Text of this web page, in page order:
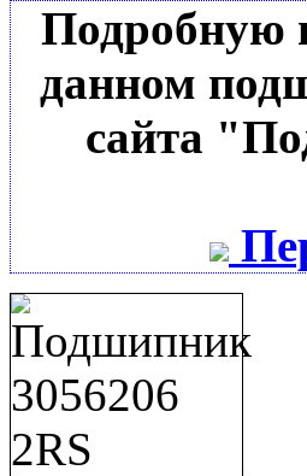
Подробную
данном
сайта